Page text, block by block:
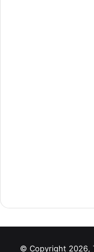
© Copyright 2026,